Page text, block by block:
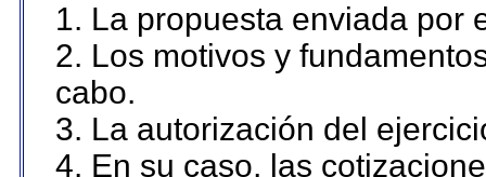
1. La propuesta enviada por
2. Los motivos y
cabo.
3. La autorización del
4. En su caso, las